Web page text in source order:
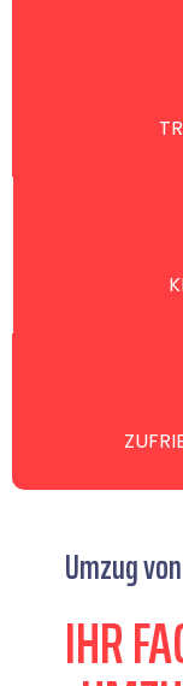
Umzug
IHR